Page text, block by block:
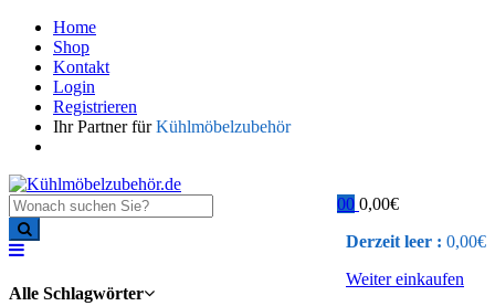
Home
Shop
Kontakt
Login
Registrieren
Ihr Partner fürKühlmöbelzubehör
0 0,00€
Derzeit leer : 0,00€
Weiter einkaufen
0
Alle Schlagwörter